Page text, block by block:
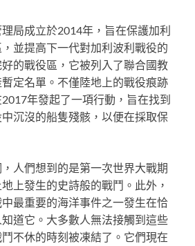
局成立於2014年，旨在保護加利
並提高下一代對加利波利戰役的
的戰役區，它被列入了聯合國教
定名單。不僅陸地上的戰役痕跡
年發起了一項行動，旨在找到
沉沒的船隻殘骸，以便在採取保
人們想到的是第一次世界大戰期
上發生的史詩般的戰鬥。此外，
最重要的海洋事件之一發生在恰
道它。大多數人無法接觸到這些
不休的時刻被凍結了。它們現在